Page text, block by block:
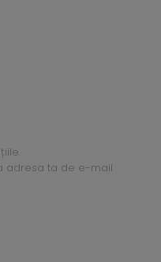
adresa ta de e-mail